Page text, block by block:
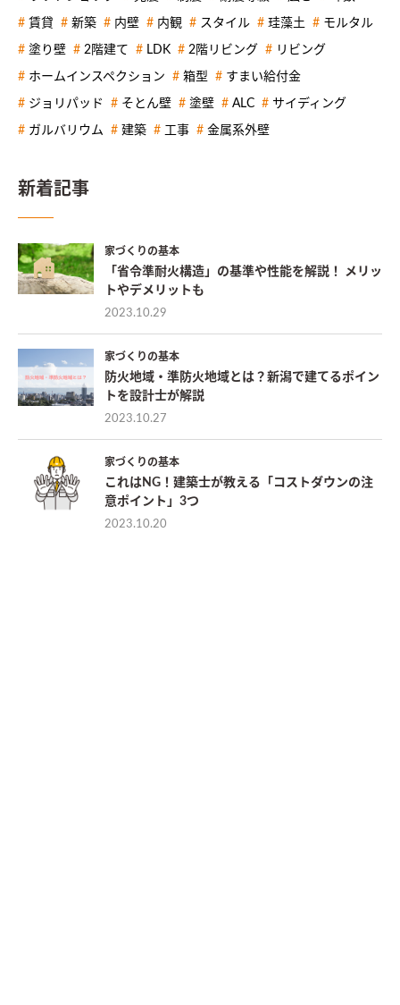
賃貸 新築 内壁 内観 スタイル 珪藻土 モルタル
塗り壁 2階建て LDK 2階リビング リビング
ホームインスペクション 箱型 すまい給付金
ジョリパッド そとん壁 塗壁 ALC サイディング
ガルバリウム 建築 工事 金属系外壁
新着記事
家づくりの基本
「省令準耐火構造」の基準や性能を解説！ メリッ
トやデメリットも
2023.10.29
家づくりの基本
防火地域・準防火地域とは？新潟で建てるポイン
トを設計士が解説
2023.10.27
家づくりの基本
これはNG！建築士が教える「コストダウンの注
意ポイント」3つ
2023.10.20